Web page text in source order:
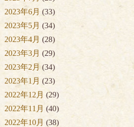
2023年6月 (33)
2023年5月 (34)
2023年4月 (28)
2023年3月 (29)
2023年2月 (34)
2023年1月 (23)
2022年12月 (29)
2022年11月 (40)
2022年10月 (38)